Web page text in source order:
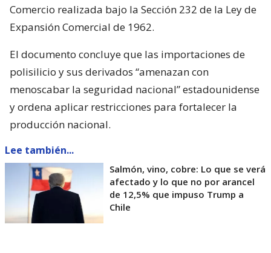
Comercio realizada bajo la Sección 232 de la Ley de
Expansión Comercial de 1962.
El documento concluye que las importaciones de
polisilicio y sus derivados “amenazan con
menoscabar la seguridad nacional” estadounidense
y ordena aplicar restricciones para fortalecer la
producción nacional.
Lee también...
Salmón, vino, cobre: Lo que se verá
afectado y lo que no por arancel
de 12,5% que impuso Trump a
Chile